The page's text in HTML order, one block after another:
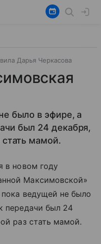
Дарья Черкасова
было в эфире, а
был 24 декабря,
стать мамой.
в новом году
Максимовской»
ведущей не было
передачи был 24
раз стать мамой.